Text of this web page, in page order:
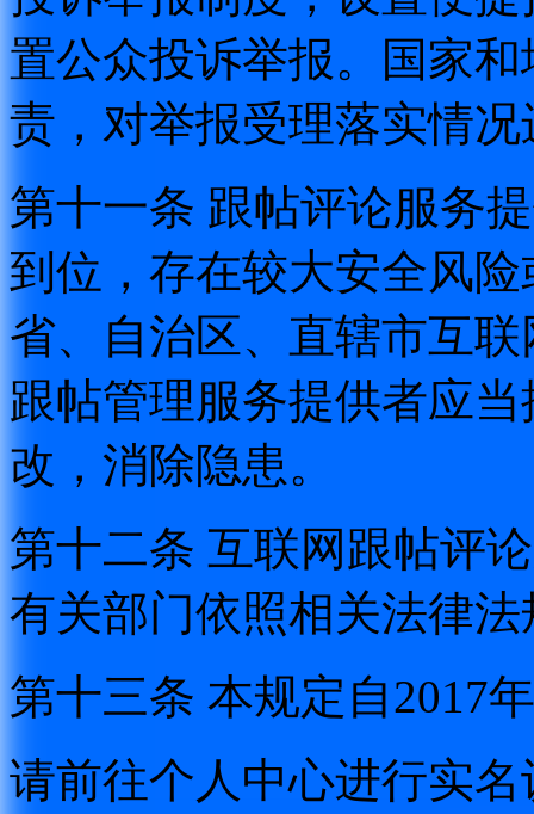
置公众投诉举报。国家
责，对举报受理落实情
第十一条 跟帖评论服务
到位，存在较大安全风
省、自治区、直辖市互
跟帖管理服务提供者应
改，消除隐患。
第十二条 互联网跟帖评
有关部门依照相关法律
第十三条 本规定自2017
请前往个人中心进行实名